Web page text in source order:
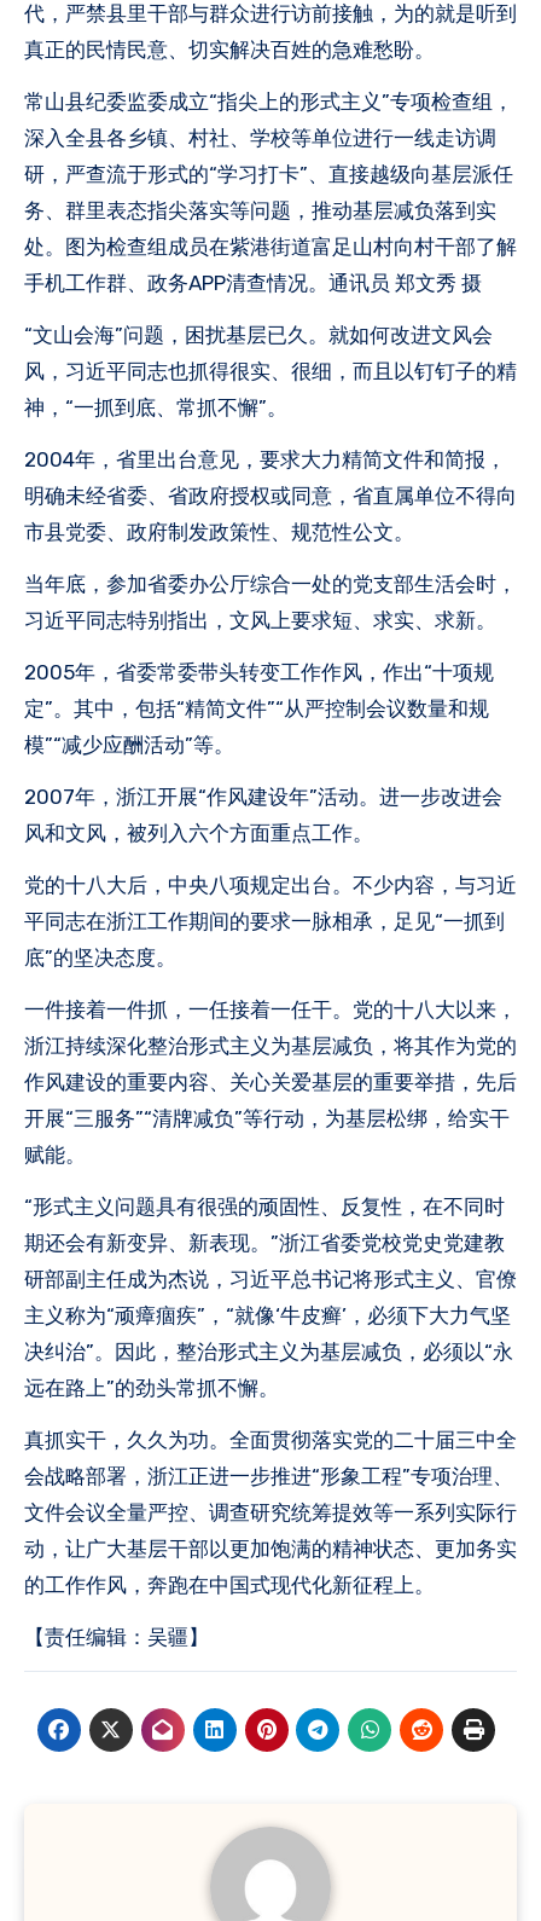
代，严禁县里干部与群众进行访前接触，为的就是听到
真正的民情民意、切实解决百姓的急难愁盼。
常山县纪委监委成立“指尖上的形式主义”专项检查组，
深入全县各乡镇、村社、学校等单位进行一线走访调
研，严查流于形式的“学习打卡”、直接越级向基层派任
务、群里表态指尖落实等问题，推动基层减负落到实
处。图为检查组成员在紫港街道富足山村向村干部了解
手机工作群、政务APP清查情况。通讯员 郑文秀 摄
“文山会海”问题，困扰基层已久。就如何改进文风会
风，习近平同志也抓得很实、很细，而且以钉钉子的精
神，“一抓到底、常抓不懈”。
2004年，省里出台意见，要求大力精简文件和简报，
明确未经省委、省政府授权或同意，省直属单位不得向
市县党委、政府制发政策性、规范性公文。
当年底，参加省委办公厅综合一处的党支部生活会时，
习近平同志特别指出，文风上要求短、求实、求新。
2005年，省委常委带头转变工作作风，作出“十项规
定”。其中，包括“精简文件”“从严控制会议数量和规
模”“减少应酬活动”等。
2007年，浙江开展“作风建设年”活动。进一步改进会
风和文风，被列入六个方面重点工作。
党的十八大后，中央八项规定出台。不少内容，与习近
平同志在浙江工作期间的要求一脉相承，足见“一抓到
底”的坚决态度。
一件接着一件抓，一任接着一任干。党的十八大以来，
浙江持续深化整治形式主义为基层减负，将其作为党的
作风建设的重要内容、关心关爱基层的重要举措，先后
开展“三服务”“清牌减负”等行动，为基层松绑，给实干
赋能。
“形式主义问题具有很强的顽固性、反复性，在不同时
期还会有新变异、新表现。”浙江省委党校党史党建教
研部副主任成为杰说，习近平总书记将形式主义、官僚
主义称为“顽瘴痼疾”，“就像‘牛皮癣’，必须下大力气坚
决纠治”。因此，整治形式主义为基层减负，必须以“永
远在路上”的劲头常抓不懈。
真抓实干，久久为功。全面贯彻落实党的二十届三中全
会战略部署，浙江正进一步推进“形象工程”专项治理、
文件会议全量严控、调查研究统筹提效等一系列实际行
动，让广大基层干部以更加饱满的精神状态、更加务实
的工作作风，奔跑在中国式现代化新征程上。
【责任编辑：吴疆】